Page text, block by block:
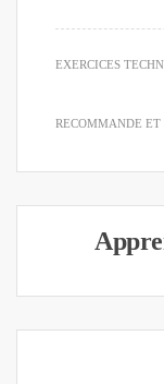
EXERCICES
RECOMMANDE ET